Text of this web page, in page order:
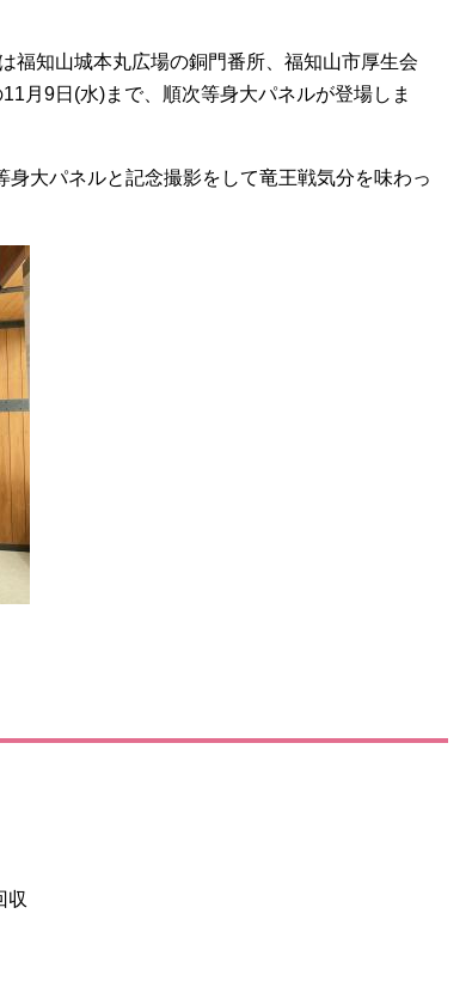
福知山城本丸広場の銅門番所、福知山市厚生会
月9日(水)まで、順次等身大パネルが登場しま
大パネルと記念撮影をして竜王戦気分を味わっ
収